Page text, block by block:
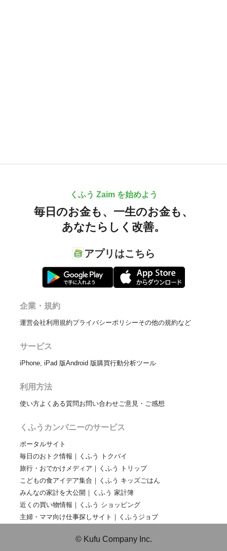
くふう Zaim を始めよう
毎日のお金も、 一生のお金も、
あなたらしく改善。
アプリはこちら
企業・規約
運営会社利用規約プライバシーポリシーその他の規約など
サービス
iPhone, iPad 版Android 版購買行動分析ツール
利用方法
使い方よくある質問お問い合わせ ご意見・ご感想
くふうカンパニーのサービス
ポータルサイト
毎日のおトク情報｜くふう トクバイ
旅行・おでかけメディア｜くふう トリップ
こどもの食アイデア集合｜くふう キッズごはん
みんなの家計を大公開｜くふう 家計簿
近くの買い物情報｜くふう ショッピング
主婦・ママ向け仕事探しサイト｜くふうジョブ
© Kufu Company Inc.